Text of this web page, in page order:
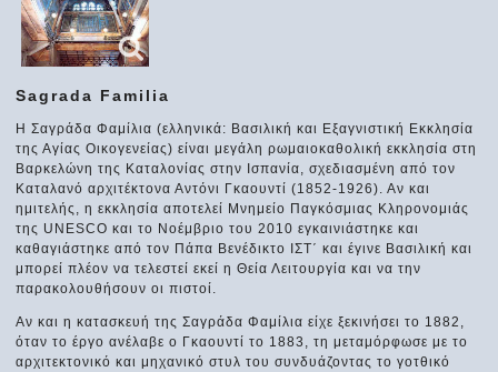
Sagrada Familia
Η Σαγράδα Φαμίλια (ελληνικά: Βασιλική και Εξαγνιστική Εκκλησία
της Αγίας Οικογενείας) είναι μεγάλη ρωμαιοκαθολική εκκλησία στη
Βαρκελώνη της Καταλονίας στην Ισπανία, σχεδιασμένη από τον
Καταλανό αρχιτέκτονα Αντόνι Γκαουντί (1852-1926). Αν και
ημιτελής, η εκκλησία αποτελεί Μνημείο Παγκόσμιας Κληρονομιάς
της UNESCO και το Νοέμβριο του 2010 εγκαινιάστηκε και
καθαγιάστηκε από τον Πάπα Βενέδικτο ΙΣΤ΄ και έγινε Βασιλική και
μπορεί πλέον να τελεστεί εκεί η Θεία Λειτουργία και να την
παρακολουθήσουν οι πιστοί.
Αν και η κατασκευή της Σαγράδα Φαμίλια είχε ξεκινήσει το 1882,
όταν το έργο ανέλαβε ο Γκαουντί το 1883, τη μεταμόρφωσε με το
αρχιτεκτονικό και μηχανικό στυλ του συνδυάζοντας το γοτθικό